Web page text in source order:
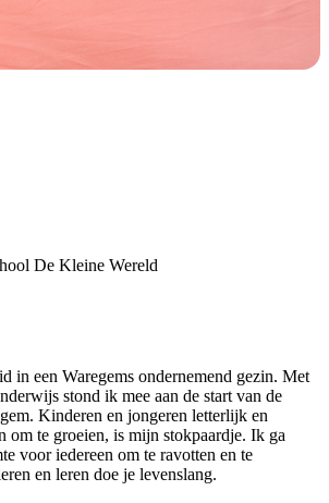
De Kleine Wereld
in een Waregems ondernemend gezin. Met
stond ik mee aan de start van de
Kinderen en jongeren letterlijk en
om te groeien, is mijn stokpaardje. Ik ga
voor iedereen om te ravotten en te
en leren doe je levenslang.